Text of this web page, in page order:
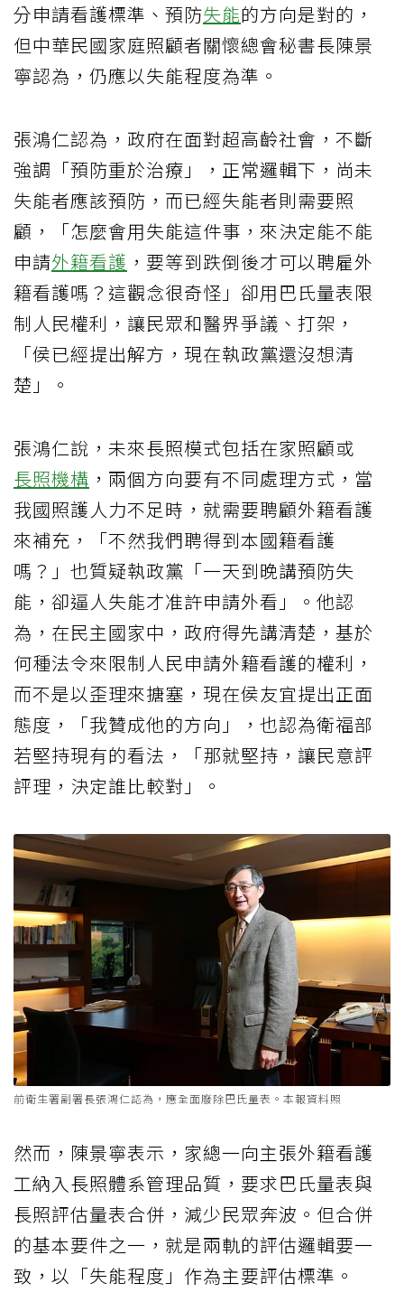
分申請看護標準、預防失能的方向是對的，
但中華民國家庭照顧者關懷總會秘書長陳景
寧認為，仍應以失能程度為準。
張鴻仁認為，政府在面對超高齡社會，不斷
強調「預防重於治療」，正常邏輯下，尚未
失能者應該預防，而已經失能者則需要照
顧，「怎麼會用失能這件事，來決定能不能
申請外籍看護 ，要等到跌倒後才可以聘雇外
籍看護嗎？這觀念很奇怪」卻用巴氏量表限
制人民權利，讓民眾和醫界爭議、打架，
「侯已經提出解方，現在執政黨還沒想清
楚」。
張鴻仁說，未來長照模式包括在家照顧或
長照機構 ，兩個方向要有不同處理方式，當
我國照護人力不足時，就需要聘顧外籍看護
來補充，「不然我們聘得到本國籍看護
嗎？」也質疑執政黨「一天到晚講預防失
能，卻逼人失能才准許申請外看」。他認
為，在民主國家中，政府得先講清楚，基於
何種法令來限制人民申請外籍看護的權利，
而不是以歪理來搪塞，現在侯友宜提出正面
態度，「我贊成他的方向」，也認為衛福部
若堅持現有的看法，「那就堅持，讓民意評
評理，決定誰比較對」。
前衛生署副署長張鴻仁認為，應全面廢除巴氏量表。本報資料照
然而，陳景寧表示，家總一向主張外籍看護
工納入長照體系管理品質，要求巴氏量表與
長照評估量表合併，減少民眾奔波。但合併
的基本要件之一，就是兩軌的評估邏輯要一
致，以「失能程度」作為主要評估標準。